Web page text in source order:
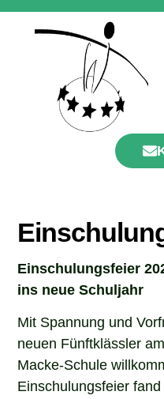
Einschulungsfeier
ins neue Schuljahr
Mit Spannung und
neuen Fünftklässler
Macke-Schule
Einschulungsfeier